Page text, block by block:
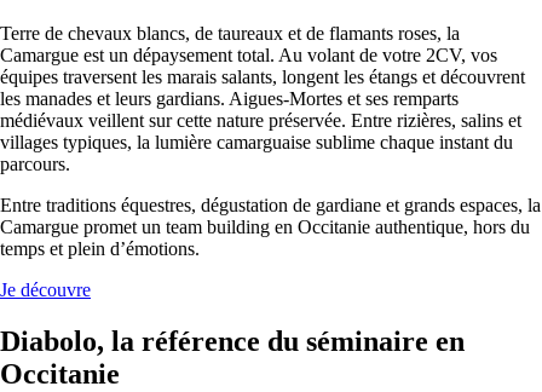
Terre de chevaux blancs, de taureaux et de flamants roses, la
Camargue est un dépaysement total. Au volant de votre 2CV, vos
équipes traversent les marais salants, longent les étangs et découvrent
les manades et leurs gardians. Aigues-Mortes et ses remparts
médiévaux veillent sur cette nature préservée. Entre rizières, salins et
villages typiques, la lumière camarguaise sublime chaque instant du
parcours.
Entre traditions équestres, dégustation de gardiane et grands espaces, la
Camargue promet un team building en Occitanie authentique, hors du
temps et plein d’émotions.
Je découvre
Diabolo, la référence du séminaire en
Occitanie